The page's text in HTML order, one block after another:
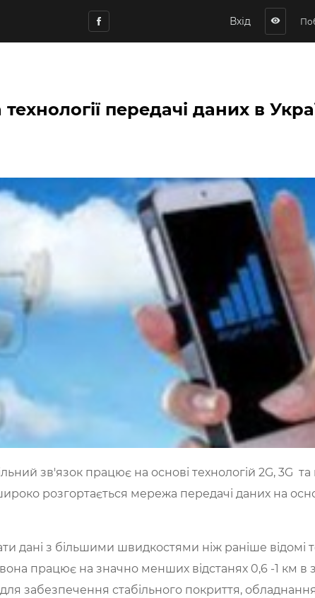
Вхід visibility
передачі даних в
зв'язок працює на основі технологій 2G, 3G
розгортається мережа передачі даних на
дані з більшими швидкостями ніж раніше відомі
вона працює на значно менших відстанях 0,6 -1 км в
забезпечення стабільного покриття,